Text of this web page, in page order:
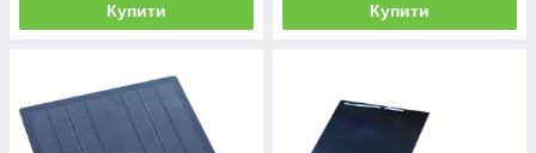
Купити Купити